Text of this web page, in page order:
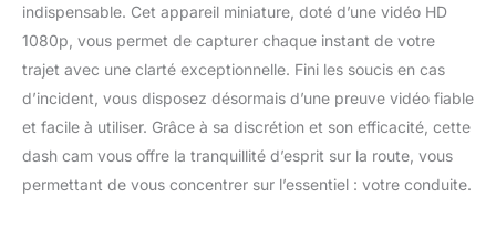
indispensable. Cet appareil miniature, doté d’une vidéo HD
1080p, vous permet de capturer chaque instant de votre
trajet avec une clarté exceptionnelle. Fini les soucis en cas
d’incident, vous disposez désormais d’une preuve vidéo fiable
et facile à utiliser. Grâce à sa discrétion et son efficacité, cette
dash cam vous offre la tranquillité d’esprit sur la route, vous
permettant de vous concentrer sur l’essentiel : votre conduite.